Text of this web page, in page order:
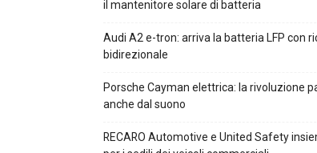
il mantenitore solare di batteria
Audi A2 e-tron: arriva la batteria LFP con
bidirezionale
Porsche Cayman elettrica: la rivoluzione
anche dal suono
RECARO Automotive e United Safety